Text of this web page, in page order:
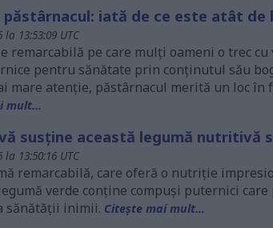
iată de ce este atât de
13:53:09 UTC
remarcabilă pe care mulți oameni o trec cu
pentru sănătate prin conținutul său
mare atenție, păstârnacul merită un loc
mult...
susține această legumă nutritivă
13:50:16 UTC
remarcabilă, care oferă o nutriție
verde conține compuși puternici
sănătății inimii. Citește mai mult...